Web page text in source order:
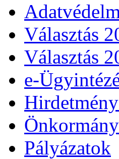
Választás
Választás
e-
Pályázatok